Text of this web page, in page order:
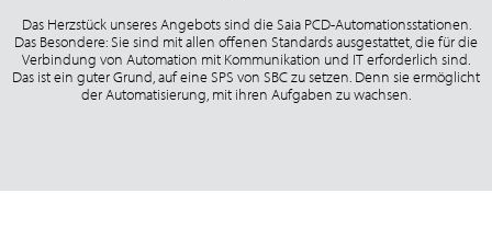
Das Herzstück unseres Angebots sind die Saia PCD-Automationsstationen.
Das Besondere: Sie sind mit allen offenen Standards ausgestattet, die für die
Verbindung von Automation mit Kommunikation und IT erforderlich sind.
Das ist ein guter Grund, auf eine SPS von SBC zu setzen. Denn sie ermöglicht
der Automatisierung, mit ihren Aufgaben zu wachsen.